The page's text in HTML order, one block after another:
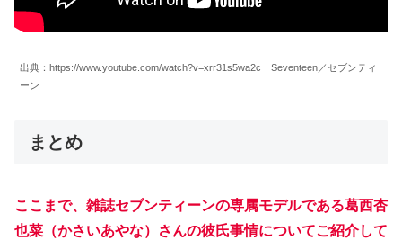
出典：https://www.youtube.com/watch?v=xrr31s5wa2c Seventeen／セブンティ
ーン
まとめ
ここまで、雑誌セブンティーンの専属モデルである葛西杏
也菜（かさいあやな）さんの彼氏事情についてご紹介して